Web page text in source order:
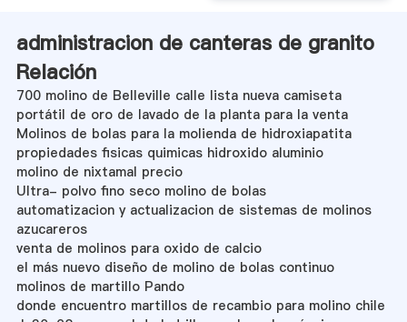
administracion de canteras de granito
Relación
700 molino de Belleville calle lista nueva camiseta
portátil de oro de lavado de la planta para la venta
Molinos de bolas para la molienda de hidroxiapatita
propiedades fisicas quimicas hidroxido aluminio
molino de nixtamal precio
Ultra- polvo fino seco molino de bolas
automatizacion y actualizacion de sistemas de molinos
azucareros
venta de molinos para oxido de calcio
el más nuevo diseño de molino de bolas continuo
molinos de martillo Pando
donde encuentro martillos de recambio para molino chile